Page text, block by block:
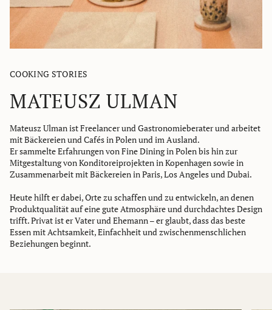
COOKING STORIES
MATEUSZ ULMAN
Mateusz Ulman ist Freelancer und Gastronomieberater und arbeitet
mit Bäckereien und Cafés in Polen und im Ausland.
Er sammelte Erfahrungen von Fine Dining in Polen bis hin zur
Mitgestaltung von Konditoreiprojekten in Kopenhagen sowie in
Zusammenarbeit mit Bäckereien in Paris, Los Angeles und Dubai.
Heute hilft er dabei, Orte zu schaffen und zu entwickeln, an denen
Produktqualität auf eine gute Atmosphäre und durchdachtes Design
trifft. Privat ist er Vater und Ehemann – er glaubt, dass das beste
Essen mit Achtsamkeit, Einfachheit und zwischenmenschlichen
Beziehungen beginnt.